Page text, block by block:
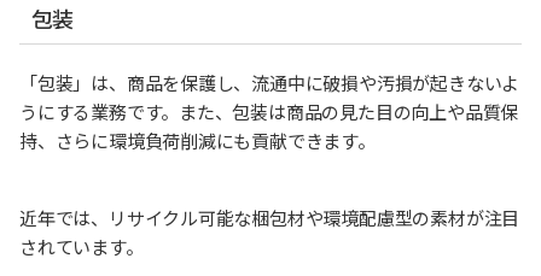
包装
「包装」は、商品を保護し、流通中に破損や汚損が起きないよ
うにする業務です。また、包装は商品の見た目の向上や品質保
持、さらに環境負荷削減にも貢献できます。
近年では、リサイクル可能な梱包材や環境配慮型の素材が注目
されています。